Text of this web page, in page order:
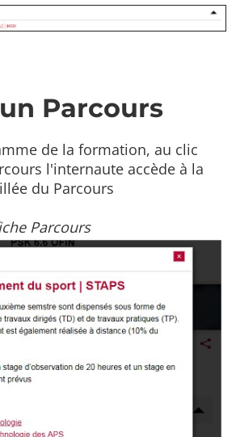
Parcours
de la formation, au clic
l'internaute accède à la
du Parcours
Parcours